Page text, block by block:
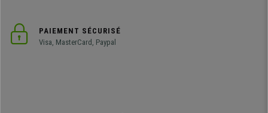
PAIEMENT SÉCURISÉ
Visa, MasterCard, Paypal